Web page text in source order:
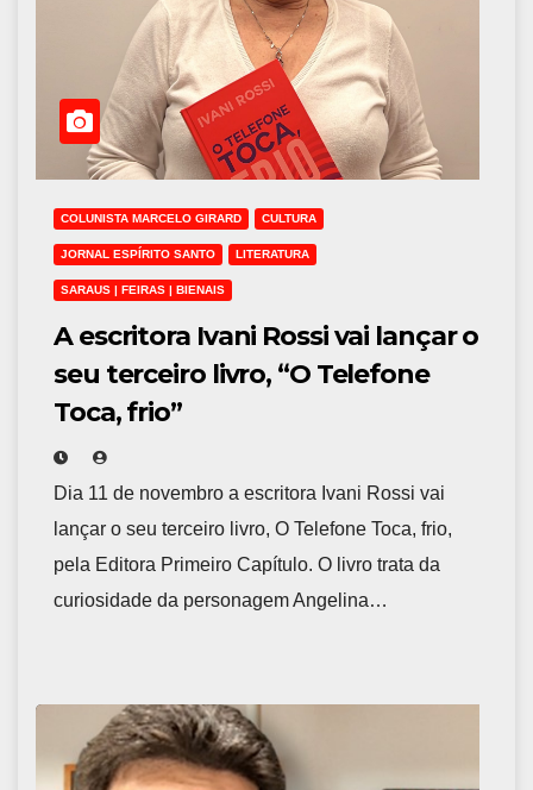
COLUNISTA MARCELO GIRARD CULTURA
JORNAL ESPÍRITO SANTO LITERATURA
SARAUS | FEIRAS | BIENAIS
A escritora Ivani Rossi vai lançar o
seu terceiro livro, “O Telefone
Toca, frio”
Dia 11 de novembro a escritora Ivani Rossi vai
lançar o seu terceiro livro, O Telefone Toca, frio,
pela Editora Primeiro Capítulo. O livro trata da
curiosidade da personagem Angelina…